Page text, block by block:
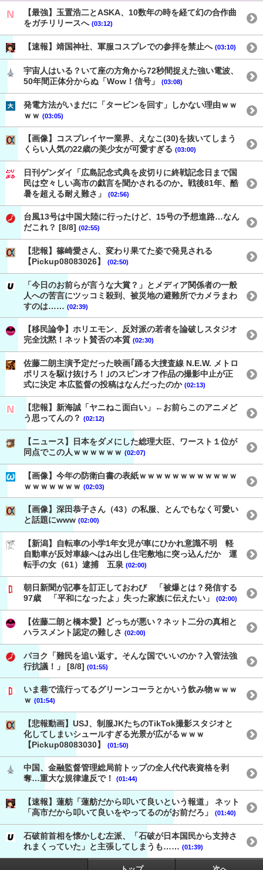
【最強】玉置浩二とASKA、10数年の時を経て幻の合作曲
をガチリリースへ (03:12)
【速報】靖国神社、軍服コスプレでの参拝を禁止へ (03:10)
宇宙人はいる？いて座の方角から72秒間捉えた強い電波、
50年間正体分からぬ「Wow！信号」
(03:08)
発電方法がいまだに「タービンを回す」しかない理由ｗｗ
ｗｗ (03:05)
【画像】コスプレイヤー業界、えなこ(30)を抜いてしまう
くらい人気の22歳の美少女が可愛すぎる (03:00)
日刊ゲンダイ「広島記念式典を皮切りに終戦記念日まで国
民は空々しい高市の戯言を聞かされるのか。戦後81年、酷
暑を超える耐え難さ」
(02:56)
台風13号は中国大陸に行ったけど、15号の予想進路…なん
だこれ？ [8/8] (02:55)
【悲報】篠崎愛さん、変わり果てた姿で発見される
【Pickup08083026】
(02:50)
「今日のお前らが言うな大賞？」とメディア関係者の一般
人への苦言にツッコミ殺到、被災地の避難所でカメラまわ
すのは…… (02:39)
【移民論争】ホリエモン、反対派の若者を論破しスタジオ
完全沈黙！ネット賛否の本質 (02:30)
佐藤二朗主演予定だった映画｢踊る大捜査線 N.E.W. メトロ
ポリスを駆け抜けろ！｣のスピンオフ作品の撮影中止が正
式に決定 本広監督の投稿はなんだったのか (02:13)
【悲報】新海誠「ヤニねこ面白い」←お前らこのアニメど
う思ってんの？ (02:12)
【ニュース】日本をダメにした総理大臣、ワースト１位が
同点でこの人ｗｗｗｗｗｗ (02:07)
【画像】今年の防衛白書の表紙ｗｗｗｗｗｗｗｗｗｗｗｗ
ｗｗｗｗｗｗｗ (02:03)
【画像】深田恭子さん（43）の私服、とんでもなく可愛い
と話題にwww (02:00)
【新潟】自転車の小学1年女児が車にひかれ意識不明 軽
自動車が反対車線へはみ出し住宅敷地に突っ込んだか 運
転手の女（61）逮捕 五泉 (02:00)
朝日新聞が記事を訂正しておわび 「被爆とは？発信する
97歳 「平和になったよ」失った家族に伝えたい」
(02:00)
【佐藤二朗と橋本愛】どっちが悪い？ネット二分の真相と
ハラスメント認定の難しさ (02:00)
パヨク「難民を追い返す。そんな国でいいのか？入管法強
行抗議！」 [8/8] (01:55)
いま巷で流行ってるグリーンコーラとかいう飲み物ｗｗｗ
ｗ (01:54)
【悲報動画】USJ、制服JKたちのTikTok撮影スタジオと
化してしまいシュールすぎる光景が広がるｗｗｗ
【Pickup08083030】
(01:50)
中国、金融監督管理総局前トップの全人代代表資格を剥
奪…重大な規律違反で！
(01:44)
【速報】蓮舫「蓮舫だから叩いて良いという報道」 ネット
「高市だから叩いて良いをやってるのがお前だろ」
(01:40)
石破前首相を懐かしむ左派、「石破が日本国民から支持さ
れまくっていた」と主張してしまうも…… (01:39)